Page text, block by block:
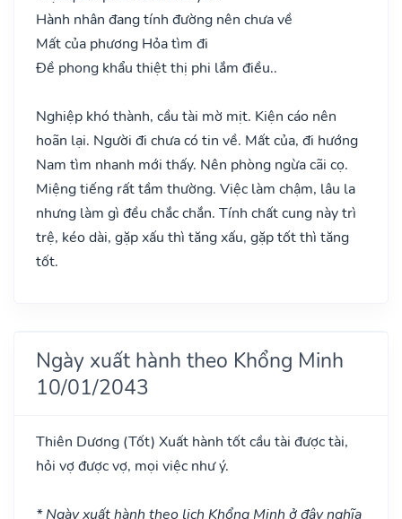
Hành nhân đang tính đường nên chưa về
Mất của phương Hỏa tìm đi
Đề phong khẩu thiệt thị phi lắm điều..
Nghiệp khó thành, cầu tài mờ mịt. Kiện cáo nên
hoãn lại. Người đi chưa có tin về. Mất của, đi hướng
Nam tìm nhanh mới thấy. Nên phòng ngừa cãi cọ.
Miệng tiếng rất tầm thường. Việc làm chậm, lâu la
nhưng làm gì đều chắc chắn. Tính chất cung này trì
trệ, kéo dài, gặp xấu thì tăng xấu, gặp tốt thì tăng
tốt.
Ngày xuất hành theo Khổng Minh
10/01/2043
Thiên Dương (Tốt) Xuất hành tốt cầu tài được tài,
hỏi vợ được vợ, mọi việc như ý.
* Ngày xuất hành theo lịch Khổng Minh ở đây nghĩa